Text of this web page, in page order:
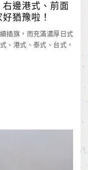
邊港式、前面
猶豫啦！
插旗，而充滿濃厚日式
、港式、泰式、台式，